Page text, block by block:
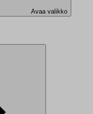
Avaa valikko